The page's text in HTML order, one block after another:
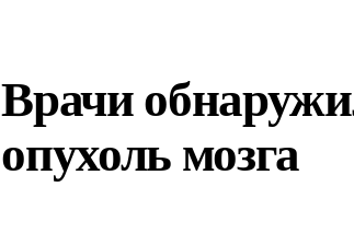
Врачи
опухоль мозга